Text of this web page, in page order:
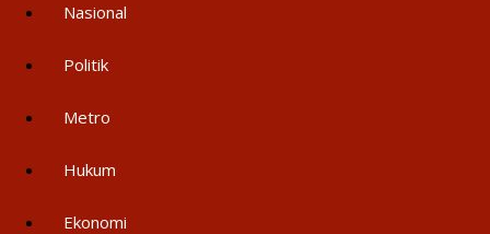
Nasional
Politik
Metro
Hukum
Ekonomi